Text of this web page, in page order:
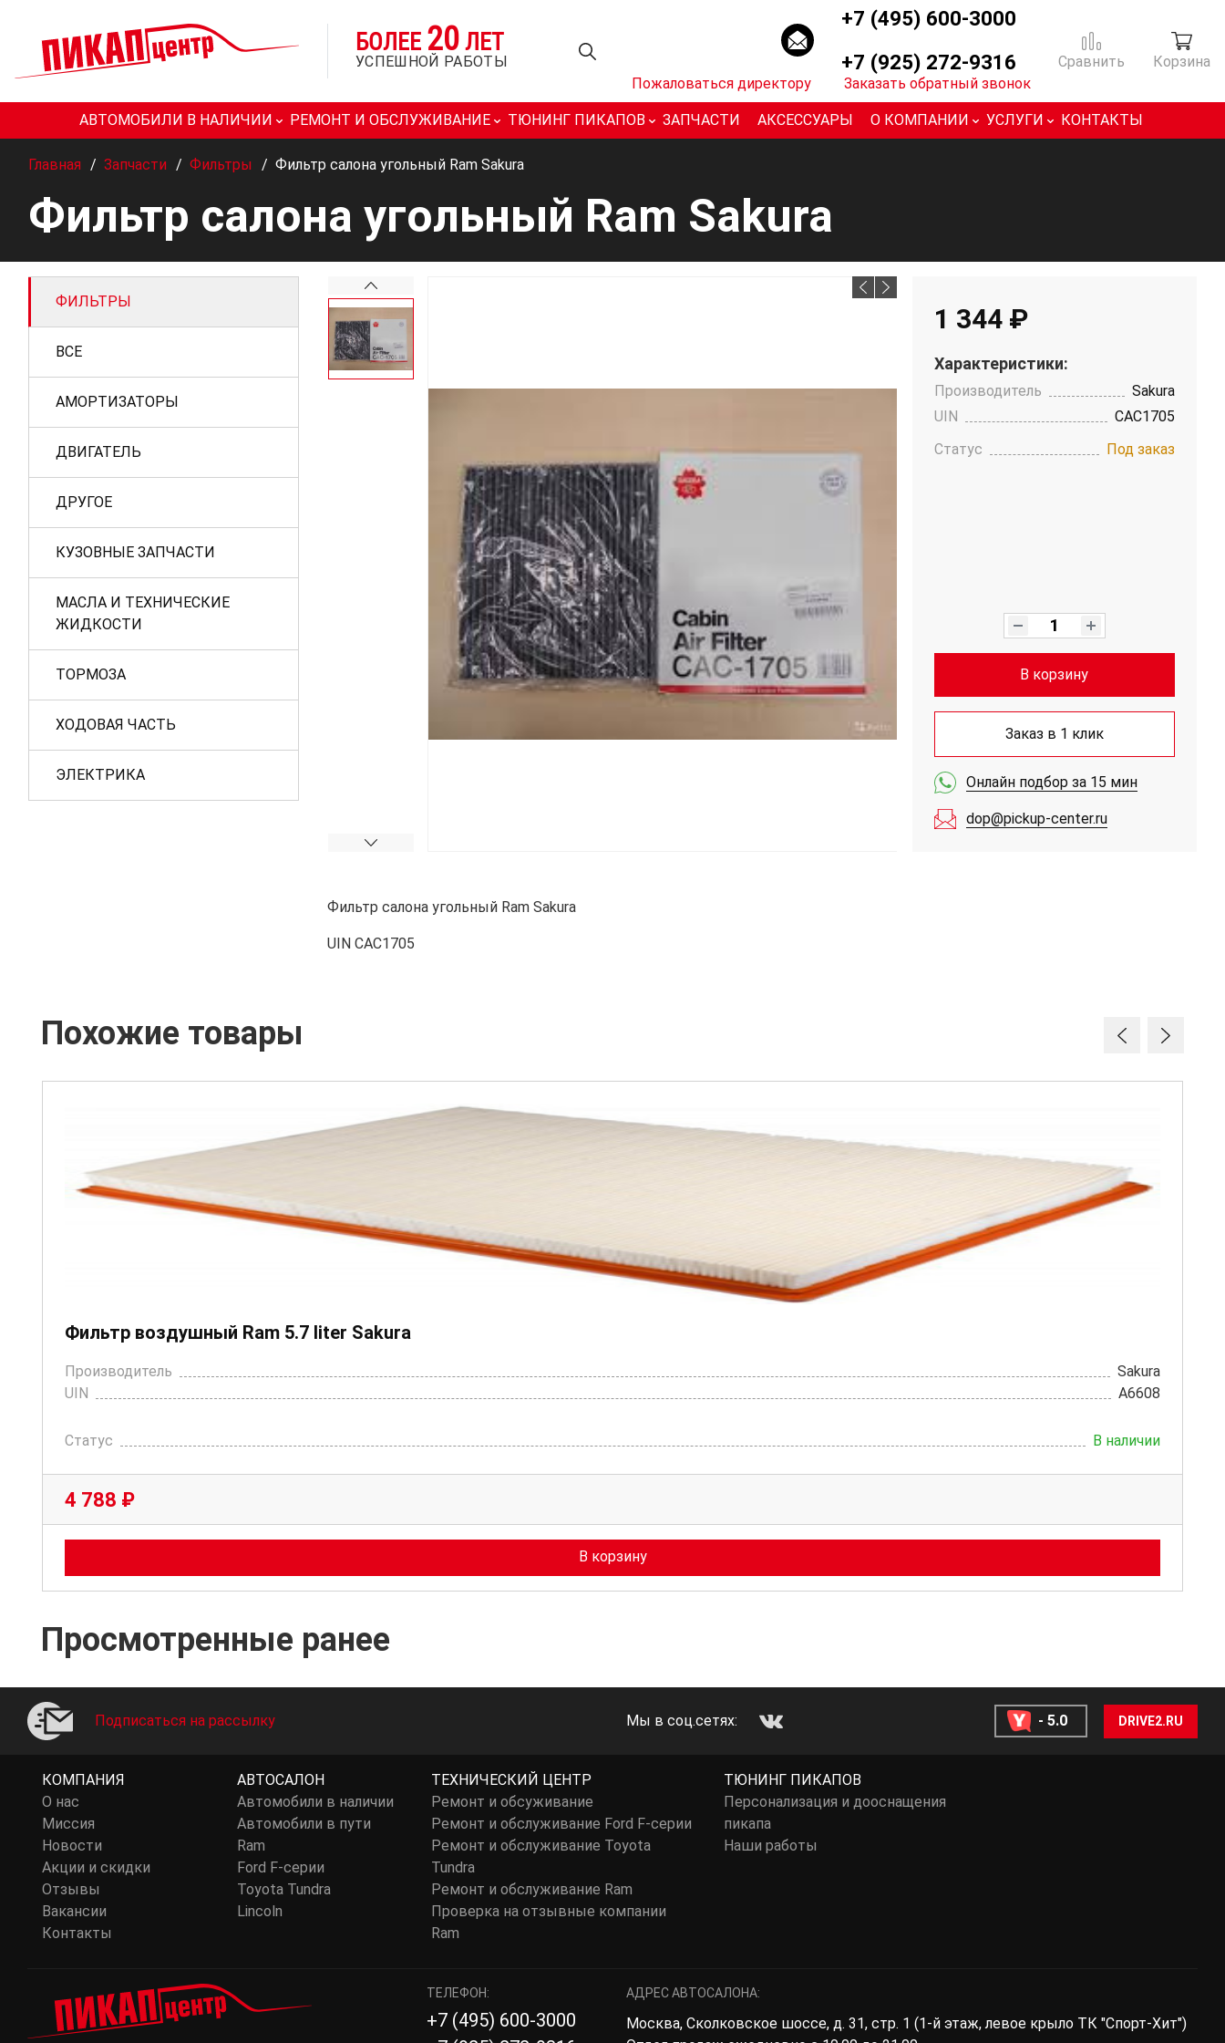
БОЛЕЕ 20 ЛЕТ
УСПЕШНОЙ РАБОТЫ
+7 (495) 600-3000
+7 (925) 272-9316
Пожаловаться директору Заказать обратный звонок
Сравнить Корзина
АВТОМОБИЛИ В НАЛИЧИИ РЕМОНТ И ОБСЛУЖИВАНИЕ ТЮНИНГ ПИКАПОВ ЗАПЧАСТИ АКСЕССУАРЫ О КОМПАНИИ УСЛУГИ КОНТАКТЫ
Главная / Запчасти / Фильтры / Фильтр салона угольный Ram Sakura
Фильтр салона угольный Ram Sakura
ФИЛЬТРЫ
ВСЕ
АМОРТИЗАТОРЫ
ДВИГАТЕЛЬ
ДРУГОЕ
КУЗОВНЫЕ ЗАПЧАСТИ
МАСЛА И ТЕХНИЧЕСКИЕ
ЖИДКОСТИ
ТОРМОЗА
ХОДОВАЯ ЧАСТЬ
ЭЛЕКТРИКА
1 344 ₽
Характеристики:
Производитель
Sakura
UIN
CAC1705
Статус
Под заказ
В корзину
Заказ в 1 клик
Онлайн подбор за 15 мин
dop@pickup-center.ru
Фильтр салона угольный Ram Sakura
UIN CAC1705
Похожие товары
Фильтр воздушный Ram 5.7 liter Sakura
Производитель
Sakura
UIN
A6608
Статус В наличии
4 788 ₽
В корзину
Просмотренные ранее
Подписаться на рассылку Мы в соц.сетях: - 5.0 DRIVE2.RU
КОМПАНИЯ
О нас
Миссия
Новости
Акции и скидки
Отзывы
Вакансии
Контакты
АВТОСАЛОН
Автомобили в наличии
Автомобили в пути
Ram
Ford F-серии
Toyota Tundra
Lincoln
ТЕХНИЧЕСКИЙ ЦЕНТР
Ремонт и обсуживание
Ремонт и обслуживание Ford F-серии
Ремонт и обслуживание Toyota
Tundra
Ремонт и обслуживание Ram
Проверка на отзывные компании
Ram
ТЮНИНГ ПИКАПОВ
Персонализация и дооснащения
пикапа
Наши работы
ТЕЛЕФОН:
+7 (495) 600-3000
АДРЕС АВТОСАЛОНА:
Москва, Сколковское шоссе, д. 31, стр. 1 (1-й этаж, левое крыло ТК "Спорт-Хит")